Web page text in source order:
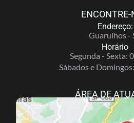
ENCONTRE-
Endereço:
Guarulhos -
Horário
Segunda - Sexta:
Sábados e
ÁREA DE